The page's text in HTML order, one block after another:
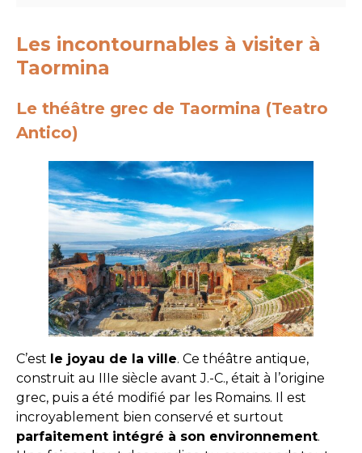
Les incontournables à visiter à
Taormina
Le théâtre grec de Taormina (Teatro
Antico)
C’est le joyau de la ville. Ce théâtre antique,
construit au IIIe siècle avant J.-C., était à l’origine
grec, puis a été modifié par les Romains. Il est
incroyablement bien conservé et surtout
parfaitement intégré à son environnement.